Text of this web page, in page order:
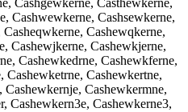
Cashgewkerne, Casthewkerne,
Cashwewkerne, Cashsewkerne,
Cashewqkerne,
Cashewjkerne, Cashewkjerne,
Cashewkedrne, Cashewkferne,
Cashewketrne, Cashewkertne,
Cashewkermne,
Cashewkern3e, Cashewkerne3,